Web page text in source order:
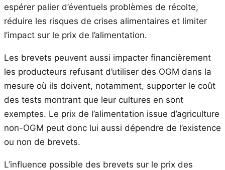
espérer palier d’éventuels problèmes de récolte,
réduire les risques de crises alimentaires et limiter
l’impact sur le prix de l’alimentation.
Les brevets peuvent aussi impacter financièrement
les producteurs refusant d’utiliser des OGM dans la
mesure où ils doivent, notamment, supporter le coût
des tests montrant que leur cultures en sont
exemptes. Le prix de l’alimentation issue d’agriculture
non-OGM peut donc lui aussi dépendre de l’existence
ou non de brevets.
L’influence possible des brevets sur le prix des